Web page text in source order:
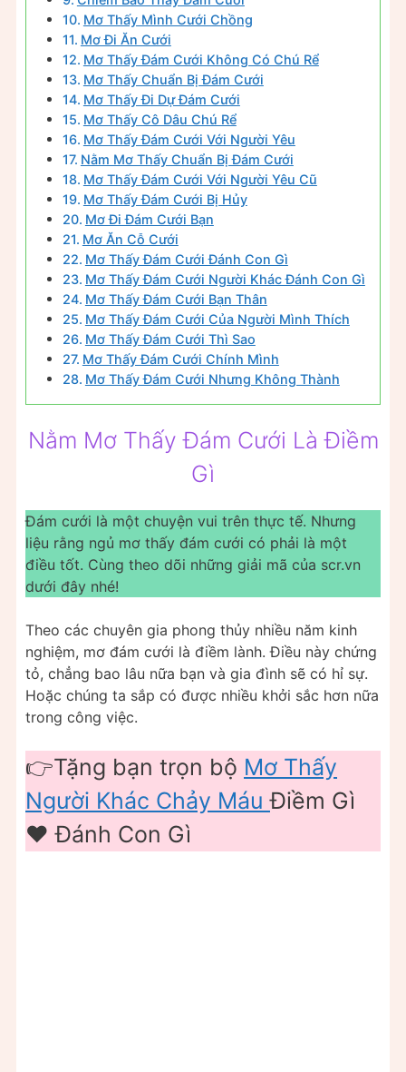
Mơ Thấy Mình Cưới Chồng
Mơ Đi Ăn Cưới
Mơ Thấy Đám Cưới Không Có Chú Rể
Mơ Thấy Chuẩn Bị Đám Cưới
Mơ Thấy Đi Dự Đám Cưới
Mơ Thấy Cô Dâu Chú Rể
Mơ Thấy Đám Cưới Với Người Yêu
Nằm Mơ Thấy Chuẩn Bị Đám Cưới
Mơ Thấy Đám Cưới Với Người Yêu Cũ
Mơ Thấy Đám Cưới Bị Hủy
Mơ Đi Đám Cưới Bạn
Mơ Ăn Cỗ Cưới
Mơ Thấy Đám Cưới Đánh Con Gì
Mơ Thấy Đám Cưới Người Khác Đánh Con Gì
Mơ Thấy Đám Cưới Bạn Thân
Mơ Thấy Đám Cưới Của Người Mình Thích
Mơ Thấy Đám Cưới Thì Sao
Mơ Thấy Đám Cưới Chính Mình
Mơ Thấy Đám Cưới Nhưng Không Thành
Nằm Mơ Thấy Đám Cưới Là Điềm
Gì
Đám cưới là một chuyện vui trên thực tế. Nhưng
liệu rằng ngủ mơ thấy đám cưới có phải là một
điều tốt. Cùng theo dõi những giải mã của scr.vn
dưới đây nhé!
Theo các chuyên gia phong thủy nhiều năm kinh
nghiệm, mơ đám cưới là điềm lành. Điều này chứng
tỏ, chẳng bao lâu nữa bạn và gia đình sẽ có hỉ sự.
Hoặc chúng ta sắp có được nhiều khởi sắc hơn nữa
trong công việc.
👉Tặng bạn trọn bộ Mơ Thấy
Người Khác Chảy MáuĐiềm Gì
❤️ Đánh Con Gì